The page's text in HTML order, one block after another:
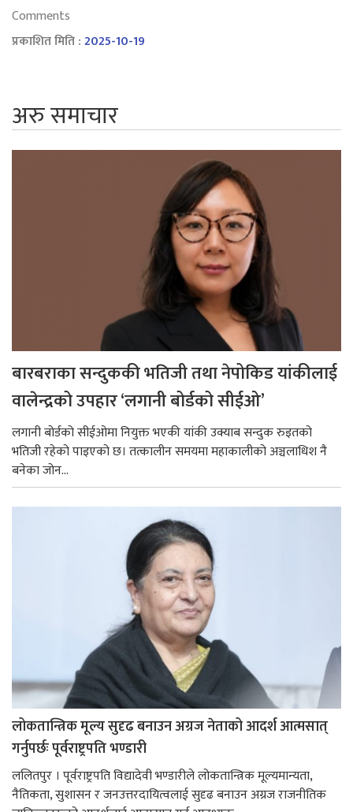
Comments
प्रकाशित मिति :2025-10-19
अरु समाचार
बारबराका सन्दुककी भतिजी तथा नेपोकिड यांकीलाई
वालेन्द्रको उपहार ‘लगानी बोर्डको सीईओ’
लगानी बोर्डको सीईओमा नियुक्त भएकी यांकी उक्याब सन्दुक रुइतको
भतिजी रहेको पाइएको छ। तत्कालीन समयमा महाकालीको अञ्चलाधिश नै
बनेका जोन...
लोकतान्त्रिक मूल्य सुदृढ बनाउन अग्रज नेताको आदर्श आत्मसात्
गर्नुपर्छः पूर्वराष्ट्रपति भण्डारी
ललितपुर । पूर्वराष्ट्रपति विद्यादेवी भण्डारीले लोकतान्त्रिक मूल्यमान्यता,
नैतिकता, सुशासन र जनउत्तरदायित्वलाई सुदृढ बनाउन अग्रज राजनीतिक